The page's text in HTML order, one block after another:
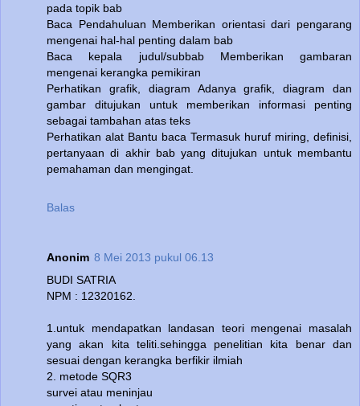
pada topik bab
Baca Pendahuluan Memberikan orientasi dari pengarang
mengenai hal-hal penting dalam bab
Baca kepala judul/subbab Memberikan gambaran
mengenai kerangka pemikiran
Perhatikan grafik, diagram Adanya grafik, diagram dan
gambar ditujukan untuk memberikan informasi penting
sebagai tambahan atas teks
Perhatikan alat Bantu baca Termasuk huruf miring, definisi,
pertanyaan di akhir bab yang ditujukan untuk membantu
pemahaman dan mengingat.
Balas
Anonim 8 Mei 2013 pukul 06.13
BUDI SATRIA
NPM : 12320162.
1.untuk mendapatkan landasan teori mengenai masalah
yang akan kita teliti.sehingga penelitian kita benar dan
sesuai dengan kerangka berfikir ilmiah
2. metode SQR3
survei atau meninjau